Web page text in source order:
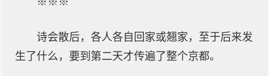
诗会散后，各人各自回家或翘家，至于后来发
生了什么，要到第二天才传遍了整个京都。